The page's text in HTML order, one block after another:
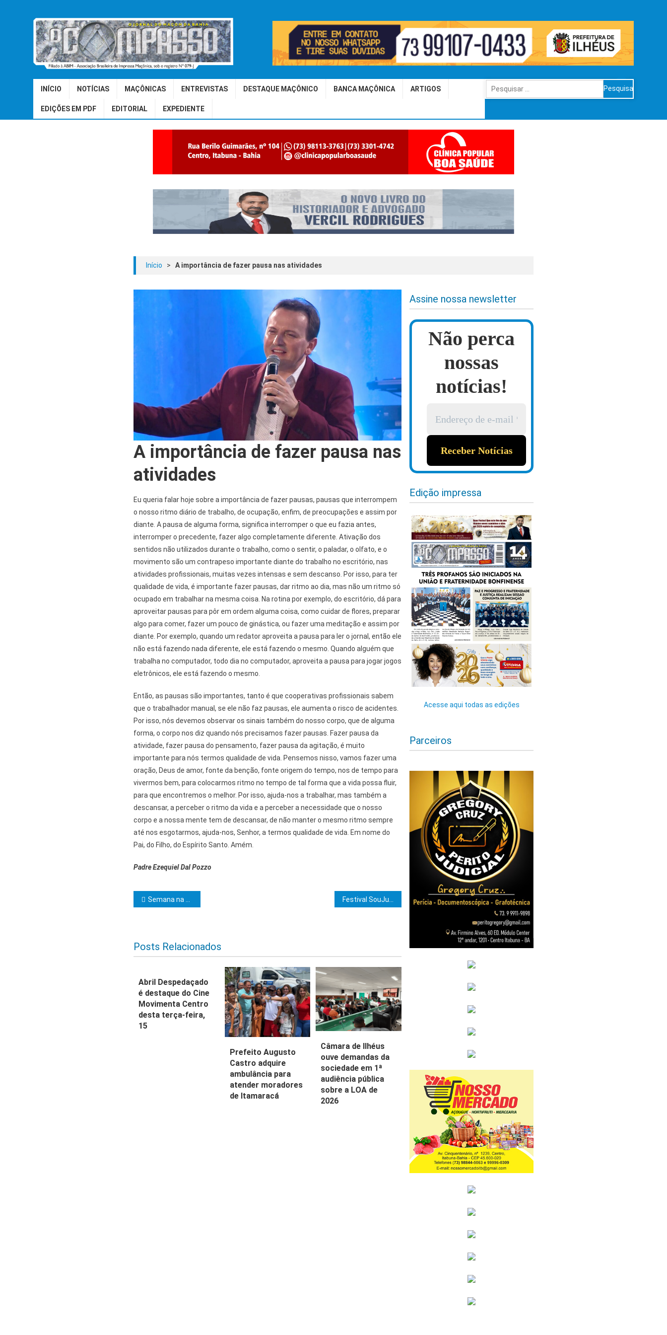
INÍCIO NOTÍCIAS MAÇÔNICAS ENTREVISTAS DESTAQUE MAÇÔNICO BANCA MAÇÔNICA ARTIGOS
EDIÇÕES EM PDF EDITORIAL EXPEDIENTE
Pesquisar
por:
Início > A importância de fazer pausa nas atividades
A importância de fazer pausa nas
atividades
Eu queria falar hoje sobre a importância de fazer pausas, pausas que interrompem
o nosso ritmo diário de trabalho, de ocupação, enfim, de preocupações e assim por
diante. A pausa de alguma forma, significa interromper o que eu fazia antes,
interromper o precedente, fazer algo completamente diferente. Ativação dos
sentidos não utilizados durante o trabalho, como o sentir, o paladar, o olfato, e o
movimento são um contrapeso importante diante do trabalho no escritório, nas
atividades profissionais, muitas vezes intensas e sem descanso. Por isso, para ter
qualidade de vida, é importante fazer pausas, dar ritmo ao dia, mas não um ritmo só
ocupado em trabalhar na mesma coisa. Na rotina por exemplo, do escritório, dá para
aproveitar pausas para pôr em ordem alguma coisa, como cuidar de flores, preparar
algo para comer, fazer um pouco de ginástica, ou fazer uma meditação e assim por
diante. Por exemplo, quando um redator aproveita a pausa para ler o jornal, então ele
não está fazendo nada diferente, ele está fazendo o mesmo. Quando alguém que
trabalha no computador, todo dia no computador, aproveita a pausa para jogar jogos
eletrônicos, ele está fazendo o mesmo.
Então, as pausas são importantes, tanto é que cooperativas profissionais sabem
que o trabalhador manual, se ele não faz pausas, ele aumenta o risco de acidentes.
Por isso, nós devemos observar os sinais também do nosso corpo, que de alguma
forma, o corpo nos diz quando nós precisamos fazer pausas. Fazer pausa da
atividade, fazer pausa do pensamento, fazer pausa da agitação, é muito
importante para nós termos qualidade de vida. Pensemos nisso, vamos fazer uma
oração, Deus de amor, fonte da benção, fonte origem do tempo, nos de tempo para
vivermos bem, para colocarmos ritmo no tempo de tal forma que a vida possa fluir,
para que encontremos o melhor. Por isso, ajuda-nos a trabalhar, mas também a
descansar, a perceber o ritmo da vida e a perceber a necessidade que o nosso
corpo e a nossa mente tem de descansar, de não manter o mesmo ritmo sempre
até nos esgotarmos, ajuda-nos, Senhor, a termos qualidade de vida. Em nome do
Pai, do Filho, do Espírito Santo. Amém.
Padre Ezequiel Dal Pozzo
Navegação de Post
Semana na Assembleia Legislativa da Bahia
Posts Relacionados
Abril Despedaçado
é destaque do Cine
Movimenta Centro
desta terça-feira,
15
Prefeito Augusto
Castro adquire
ambulância para
atender moradores
de Itamaracá
Câmara de Ilhéus
ouve demandas da
sociedade em 1ª
audiência pública
sobre a LOA de
2026
Assine nossa newsletter
Não perca
nossas
notícias!
Edição impressa
Acesse aqui todas as edições
Parceiros